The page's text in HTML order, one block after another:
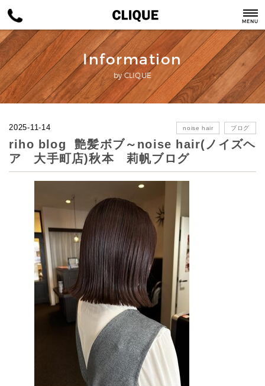
MENU
Information
by CLIQUE
2025-11-14 noise hair ブログ
riho blog 艶髪ボブ～noise hair(ノイズヘ
ア 大手町店)秋本 莉帆ブログ